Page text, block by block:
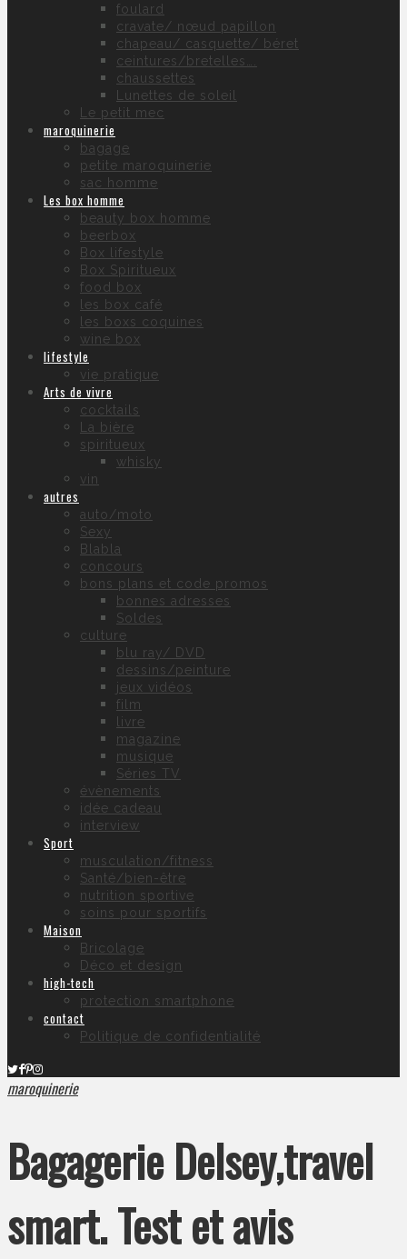
foulard
cravate/ nœud papillon
chapeau/ casquette/ béret
ceintures/bretelles….
chaussettes
Lunettes de soleil
Le petit mec
maroquinerie
bagage
petite maroquinerie
sac homme
Les box homme
beauty box homme
beerbox
Box lifestyle
Box Spiritueux
food box
les box café
les boxs coquines
wine box
lifestyle
vie pratique
Arts de vivre
cocktails
La bière
spiritueux
whisky
vin
autres
auto/moto
Sexy
Blabla
concours
bons plans et code promos
bonnes adresses
Soldes
culture
blu ray/ DVD
dessins/peinture
jeux vidéos
film
livre
magazine
musique
Séries TV
évènements
idée cadeau
interview
Sport
musculation/fitness
Santé/bien-être
nutrition sportive
soins pour sportifs
Maison
Bricolage
Déco et design
high-tech
protection smartphone
contact
Politique de confidentialité
maroquinerie
Bagagerie Delsey,travel
smart. Test et avis